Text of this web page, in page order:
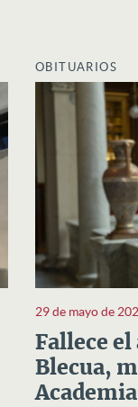
OBITUARIOS
29 de mayo de
Fallece el
Blecua,